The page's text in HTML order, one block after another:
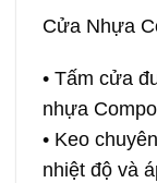
Cửa Nhựa
• Tấm cửa
nhựa
• Keo
nhiệt độ và